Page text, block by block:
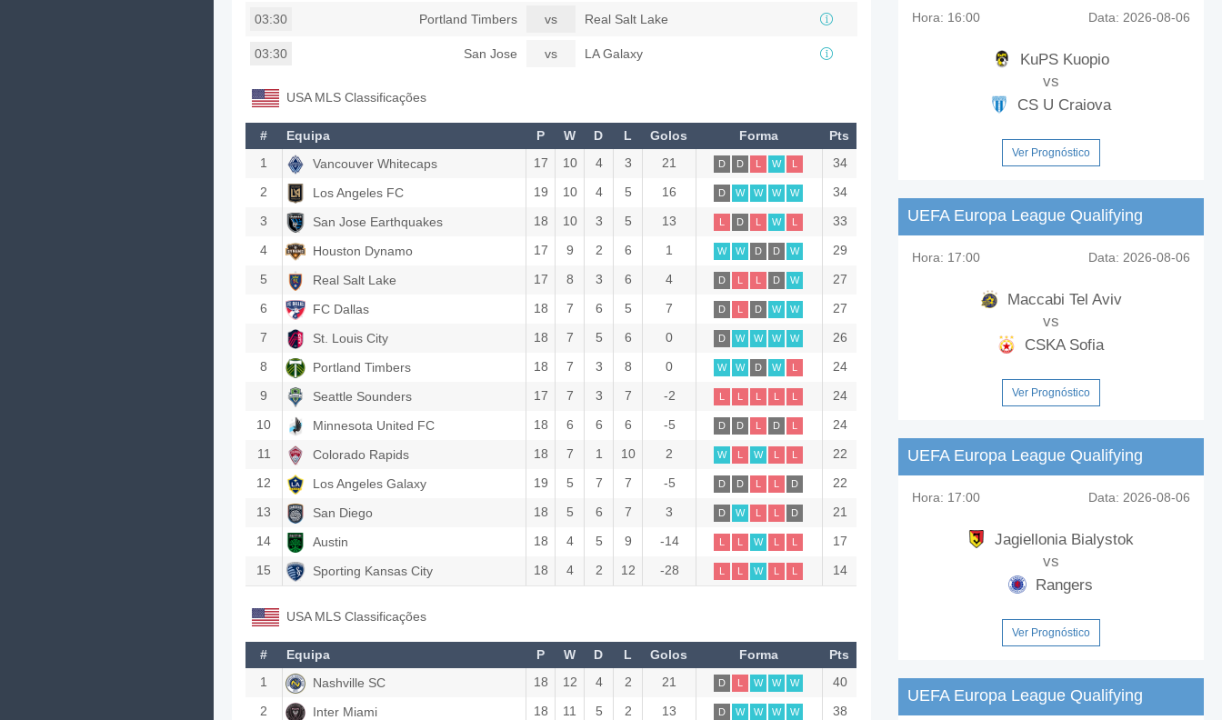
03:30 Portland Timbers vs Real Salt Lake
03:30 San Jose vs LA Galaxy
USA MLS Classificações
# Equipa P W D L Golos Forma
Pts
1
Vancouver Whitecaps 17 10 4 3 21 D D L W L
34
2
Los Angeles FC 19 10 4 5 16 D W W W W
34
3
San Jose Earthquakes 18 10 3 5 13 L D L W L
33
4
Houston Dynamo 17 9 2 6 1 W W D D W
29
5
Real Salt Lake 17 8 3 6 4 D L L D W
27
6
FC Dallas 18 7 6 5 7 D L D W W
27
7
St. Louis City 18 7 5 6 0 D W W W W
26
8
Portland Timbers 18 7 3 8 0 W W D W L
24
9
Seattle Sounders 17 7 3 7 -2 L L L L L
24
10
Minnesota United FC 18 6 6 6 -5 D D L D L
24
11
Colorado Rapids 18 7 1 10 2 W L W L L
22
12
Los Angeles Galaxy 19 5 7 7 -5 D D L L D
22
13
San Diego 18 5 6 7 3 D W L L D
21
14
Austin 18 4 5 9 -14 L L W L L
17
15
Sporting Kansas City 18 4 2 12 -28 L L W L L 14
USA MLS Classificações
# Equipa P W D L Golos Forma
Pts
1
Nashville SC 18 12 4 2 21 D L W W W
40
2
Inter Miami 18 11 5 2 13 D W W W W
38
Hora: 16:00 Data: 2026-08-06
KuPS Kuopio
vs
CS U Craiova
Ver Prognóstico
UEFA Europa League Qualifying
Hora: 17:00 Data: 2026-08-06
Maccabi Tel Aviv
vs
CSKA Sofia
Ver Prognóstico
UEFA Europa League Qualifying
Hora: 17:00 Data: 2026-08-06
Jagiellonia Bialystok
vs
Rangers
Ver Prognóstico
UEFA Europa League Qualifying